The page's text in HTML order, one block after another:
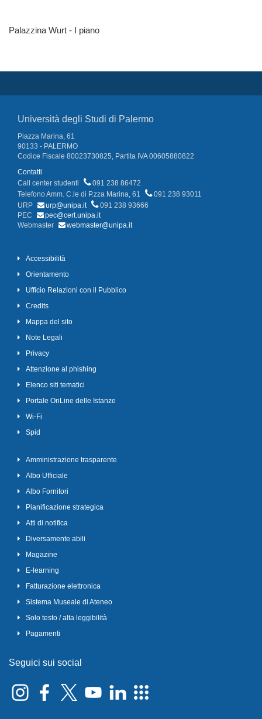
Palazzina Wurt - I piano
Università degli Studi di Palermo
Piazza Marina, 61
90133 - PALERMO
Codice Fiscale 80023730825, Partita IVA 00605880822
Contatti
Call center studenti
091 238 86472
Telefono Amm. C.le di P.zza Marina, 61
091 238 93011
URP
urp@unipa.it
091 238 93666
PEC
pec@cert.unipa.it
Webmaster
webmaster@unipa.it
Accessibilità
Orientamento
Ufficio Relazioni con il Pubblico
Credits
Mappa del sito
Note Legali
Privacy
Attenzione al phishing
Elenco siti tematici
Portale OnLine delle Istanze
Wi-Fi
Spid
Amministrazione trasparente
Albo Ufficiale
Albo Fornitori
Pianificazione strategica
Atti di notifica
Diversamente abili
Magazine
E-learning
Fatturazione elettronica
Sistema Museale di Ateneo
Solo testo / alta leggibilità
Pagamenti
Seguici sui social